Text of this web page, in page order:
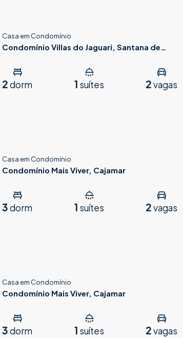
Casa em Condomínio
Condomínio Villas do Jaguari, Santana de
2 dorm 1 suítes 2vagas
Casa em Condomínio
Condomínio Mais Viver, Cajamar
3 dorm 1 suítes 2vagas
Casa em Condomínio
Condomínio Mais Viver, Cajamar
3 dorm 1 suítes 2vagas